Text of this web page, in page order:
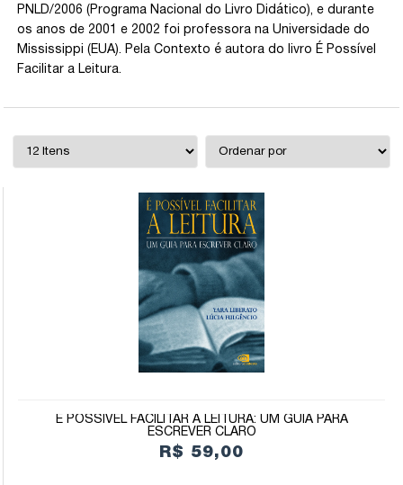
PNLD/2006 (Programa Nacional do Livro Didático), e durante
os anos de 2001 e 2002 foi professora na Universidade do
Mississippi (EUA). Pela Contexto é autora do livro É Possível
Facilitar a Leitura.
É POSSÍVEL FACILITAR A LEITURA: UM GUIA PARA
ESCREVER CLARO
R$ 59,00